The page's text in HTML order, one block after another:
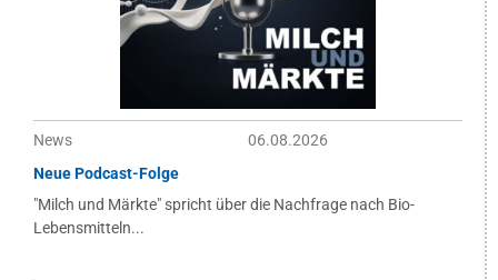
News
06.08.2026
Neue Podcast-Folge
"Milch und Märkte" spricht über die Nachfrage nach Bio-
Lebensmitteln...